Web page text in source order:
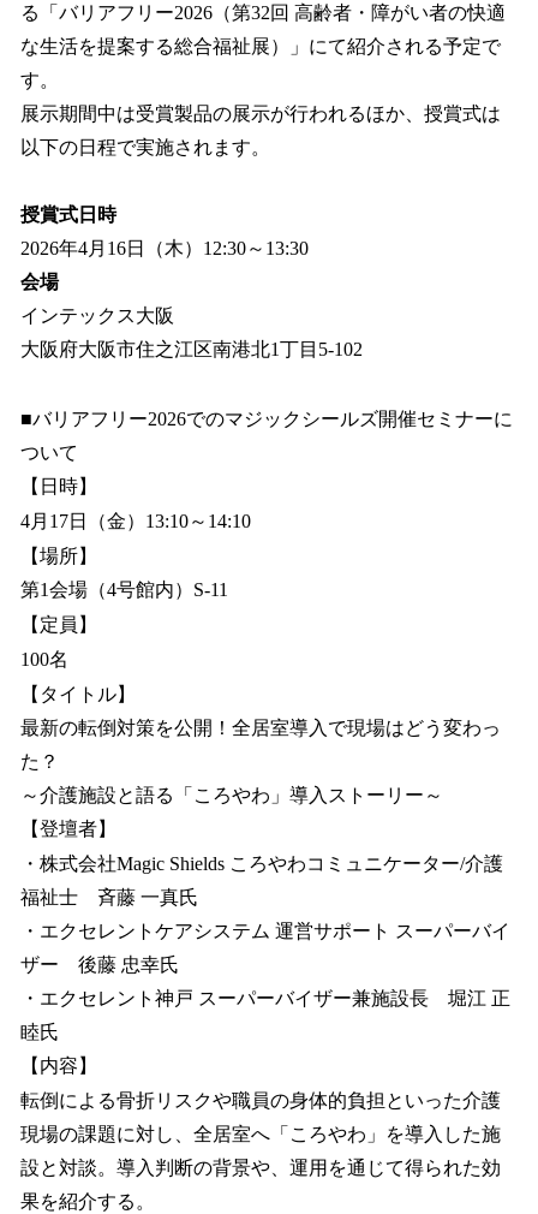
る「バリアフリー2026（第32回 高齢者・障がい者の快適
な生活を提案する総合福祉展）」にて紹介される予定で
す。
展示期間中は受賞製品の展示が行われるほか、授賞式は
以下の日程で実施されます。
授賞式日時
2026年4月16日（木）12:30～13:30
会場
インテックス大阪
大阪府大阪市住之江区南港北1丁目5-102
■バリアフリー2026でのマジックシールズ開催セミナーに
ついて
【日時】
4月17日（金）13:10～14:10
【場所】
第1会場（4号館内）S-11
【定員】
100名
【タイトル】
最新の転倒対策を公開！全居室導入で現場はどう変わっ
た？
～介護施設と語る「ころやわ」導入ストーリー～
【登壇者】
・株式会社Magic Shields ころやわコミュニケーター/介護
福祉士 斉藤 一真氏
・エクセレントケアシステム 運営サポート スーパーバイ
ザー 後藤 忠幸氏
・エクセレント神戸 スーパーバイザー兼施設長 堀江 正
睦氏
【内容】
転倒による骨折リスクや職員の身体的負担といった介護
現場の課題に対し、全居室へ「ころやわ」を導入した施
設と対談。導入判断の背景や、運用を通じて得られた効
果を紹介する。